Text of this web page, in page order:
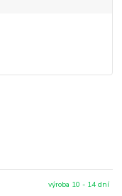
výroba 10 - 14 dní